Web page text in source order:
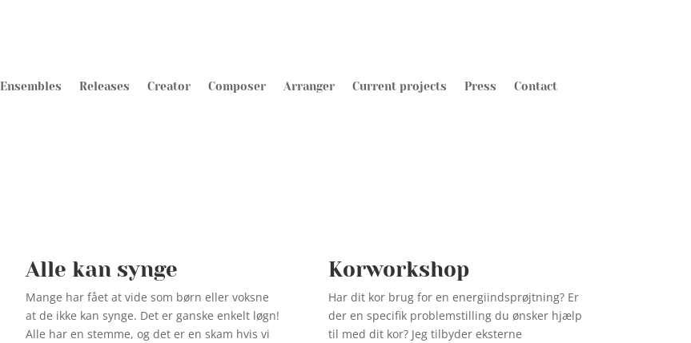
Ensembles Releases Creator Composer Arranger Current projects Press Contact
Alle kan synge
Mange har fået at vide som børn eller voksne
at de ikke kan synge. Det er ganske enkelt løgn!
Alle har en stemme, og det er en skam hvis vi
Korworkshop
Har dit kor brug for en energiindsprøjtning? Er
der en specifik problemstilling du ønsker hjælp
til med dit kor? Jeg tilbyder eksterne